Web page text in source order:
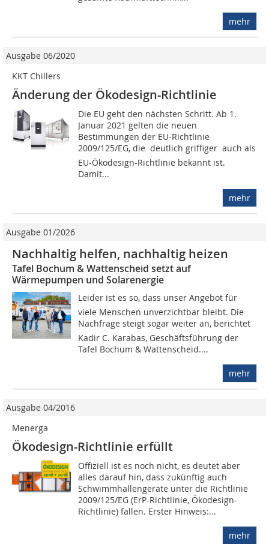
mehr
Ausgabe 06/2020
KKT Chillers
Änderung der Ökodesign-Richtlinie
Die EU geht den nächsten Schritt. Ab 1.
Januar 2021 gelten die neuen
Bestimmungen der EU-Richtlinie
2009/125/EG, die  deutlich griffiger  auch als
EU-Ökodesign-Richtlinie bekannt ist.
Damit...
mehr
Ausgabe 01/2026
Nachhaltig helfen, nachhaltig heizen
Tafel Bochum & Wattenscheid setzt auf
Wärmepumpen und Solarenergie
Leider ist es so, dass unser Angebot für
viele Menschen unverzichtbar bleibt. Die
Nachfrage steigt sogar weiter an, berichtet
Kadir C. Karabas, Geschäftsführung der
Tafel Bochum & Wattenscheid....
mehr
Ausgabe 04/2016
Menerga
Ökodesign-Richtlinie erfüllt
Offiziell ist es noch nicht, es deutet aber
alles darauf hin, dass zukünftig auch
Schwimmhallengeräte unter die Richtlinie
2009/125/EG (ErP-Richtlinie, Ökodesign-
Richtlinie) fallen. Erster Hinweis:...
mehr